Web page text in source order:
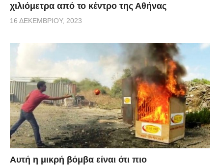
χιλιόμετρα από το κέντρο της Αθήνας
16 ΔΕΚΕΜΒΡΊΟΥ, 2023
Αυτή η μικρή βόμβα είναι ότι πιο